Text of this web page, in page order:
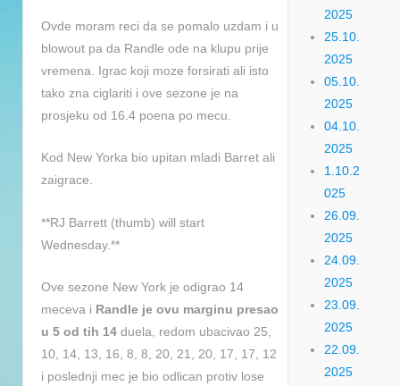
Ovde moram reci da se pomalo uzdam i u
blowout pa da Randle ode na klupu prije
vremena. Igrac koji moze forsirati ali isto
tako zna ciglariti i ove sezone je na
prosjeku od 16.4 poena po mecu.
Kod New Yorka bio upitan mladi Barret ali
zaigrace.
**RJ Barrett (thumb) will start
Wednesday.**
Ove sezone New York je odigrao 14
meceva i Randle je ovu marginu presao
u 5 od tih 14 duela, redom ubacivao 25,
10, 14, 13, 16, 8, 8, 20, 21, 20, 17, 17, 12
i poslednji mec je bio odlican protiv lose
2025
25.10.
2025
05.10.
2025
04.10.
2025
1.10.2
025
26.09.
2025
24.09.
2025
23.09.
2025
22.09.
2025